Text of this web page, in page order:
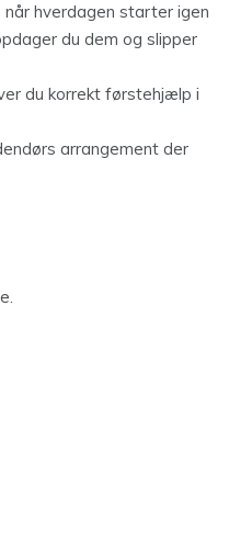
hverdagen starter igen
du dem og slipper
du korrekt førstehjælp i
arrangement der